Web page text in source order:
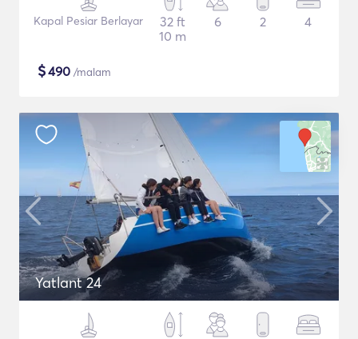
Kapal Pesiar Berlayar
32 ft
10 m
6 2 4
$490 /malam
Yatlant 24